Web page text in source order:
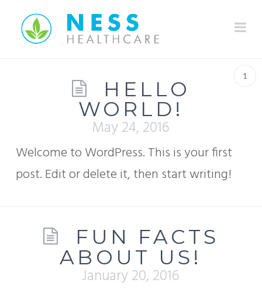
1
HELLO
WORLD!
May 24, 2016
Welcome to WordPress. This is your first
post. Edit or delete it, then start writing!
FUN FACTS
ABOUT US!
January 20, 2016